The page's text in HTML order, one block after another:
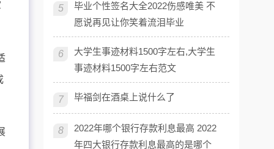
5
毕业个性签名大全2022伤感唯美 不
愿说再见让你笑着流泪毕业
6
大学生事迹材料1500字左右,大学生
事迹材料1500字左右范文
7 毕福剑在酒桌上说什么了
8
2022年哪个银行存款利息最高 2022
年四大银行存款利息最高的是哪个